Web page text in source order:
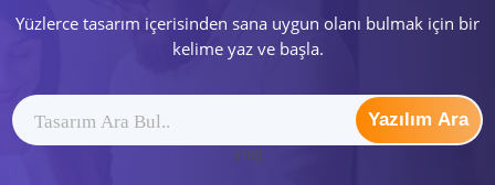
Yüzlerce tasarım içerisinden sana uygun olanı bulmak için bir
kelime yaz ve başla.
Yazılım Ara
ytag